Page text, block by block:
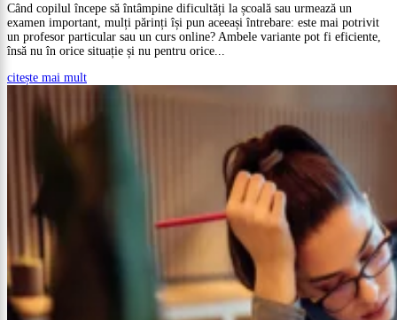
Când copilul începe să întâmpine dificultăți la școală sau urmează un
examen important, mulți părinți își pun aceeași întrebare: este mai potrivit
un profesor particular sau un curs online? Ambele variante pot fi eficiente,
însă nu în orice situație și nu pentru orice...
citește mai mult